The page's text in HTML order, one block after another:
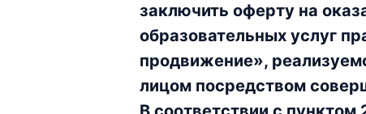
заключить оферту на
образовательных услуг
продвижение»,
лицом посредством